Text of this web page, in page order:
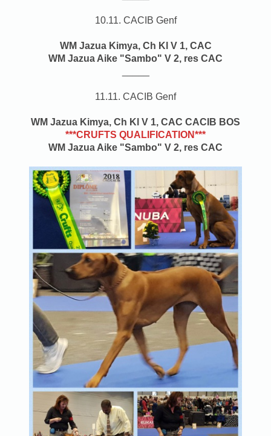
10.11. CACIB Genf
WM Jazua Kimya, Ch Kl V 1, CAC
WM Jazua Aike "Sambo" V 2, res CAC
11.11. CACIB Genf
WM Jazua Kimya, Ch Kl V 1, CAC CACIB BOS
***CRUFTS QUALIFICATION***
WM Jazua Aike "Sambo" V 2, res CAC